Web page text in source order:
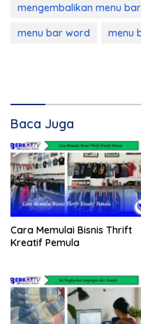
mengembalikan menu
menu bar word
menu
Baca Juga
Cara Memulai Bisnis Thrift
Kreatif Pemula